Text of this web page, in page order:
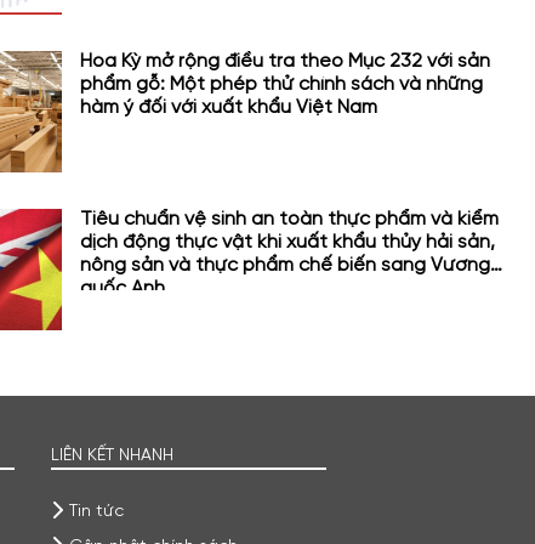
Hoa Kỳ mở rộng điều tra theo Mục 232 với sản
phẩm gỗ: Một phép thử chính sách và những
hàm ý đối với xuất khẩu Việt Nam
Tiêu chuẩn vệ sinh an toàn thực phẩm và kiểm
dịch động thực vật khi xuất khẩu thủy hải sản,
nông sản và thực phẩm chế biến sang Vương
quốc Anh
LIÊN KẾT NHANH
Tin tức